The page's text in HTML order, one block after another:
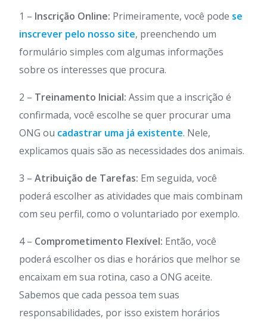
1 – Inscrição Online: Primeiramente, você pode se
inscrever pelo nosso site, preenchendo um
formulário simples com algumas informações
sobre os interesses que procura.
2 – Treinamento Inicial: Assim que a inscrição é
confirmada, você escolhe se quer procurar uma
ONG ou cadastrar uma já existente. Nele,
explicamos quais são as necessidades dos animais.
3 – Atribuição de Tarefas: Em seguida, você
poderá escolher as atividades que mais combinam
com seu perfil, como o voluntariado por exemplo.
4 – Comprometimento Flexível: Então, você
poderá escolher os dias e horários que melhor se
encaixam em sua rotina, caso a ONG aceite.
Sabemos que cada pessoa tem suas
responsabilidades, por isso existem horários